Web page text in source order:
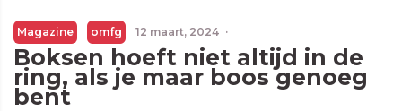
Magazine omfg 12 maart, 2024 ·
Boksen hoeft niet altijd in de
ring, als je maar boos genoeg
bent